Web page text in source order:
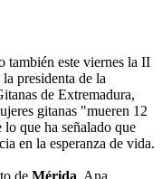
también este viernes la II
presidenta de la
de Extremadura,
gitanas "mueren 12
que ha señalado que
en la esperanza de vida.
de Mérida, Ana